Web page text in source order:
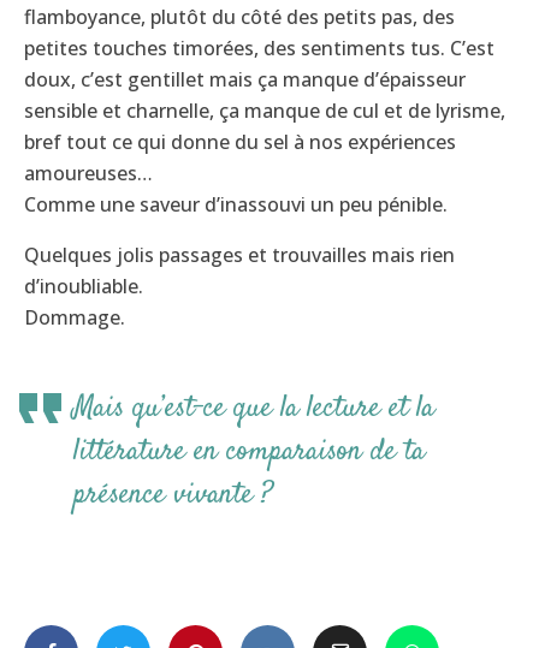
flamboyance, plutôt du côté des petits pas, des
petites touches timorées, des sentiments tus. C’est
doux, c’est gentillet mais ça manque d’épaisseur
sensible et charnelle, ça manque de cul et de lyrisme,
bref tout ce qui donne du sel à nos expériences
amoureuses…
Comme une saveur d’inassouvi un peu pénible.
Quelques jolis passages et trouvailles mais rien
d’inoubliable.
Dommage.
Mais qu’est-ce que la lecture et la
littérature en comparaison de ta
présence vivante ?